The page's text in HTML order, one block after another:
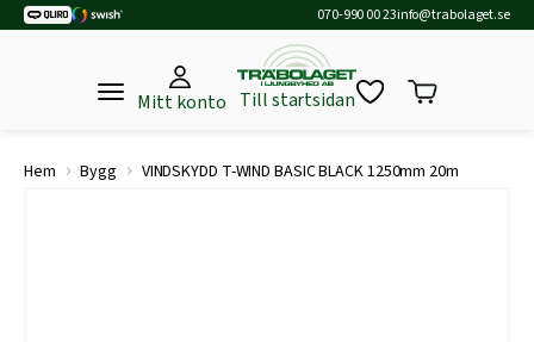
070-990 00 23info@trabolaget.se
Mitt konto Till startsidan
Hem › Bygg › VINDSKYDD T-WIND BASIC BLACK 1250mm 20m